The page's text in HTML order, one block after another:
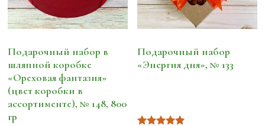
Подарочный набор в
шляпной коробке
«Ореховая фантазия»
(цвет коробки в
ассортименте), № 148, 800
гр
Подарочный набор
«Энергия дня», № 133